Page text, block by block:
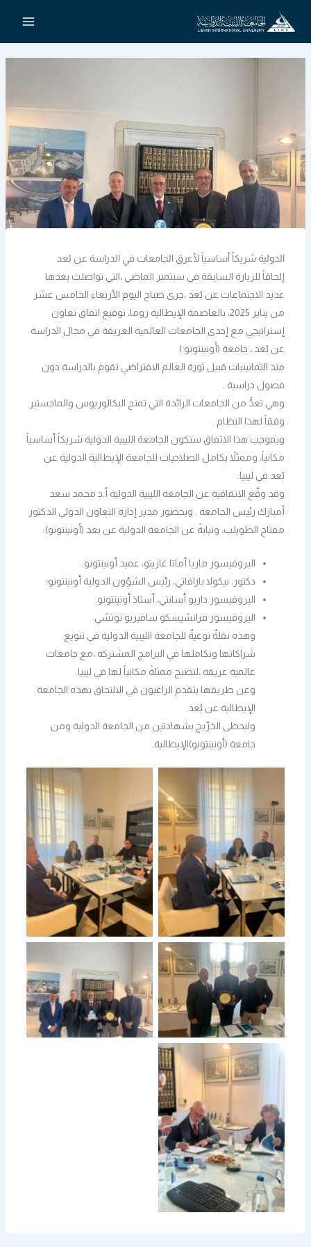
المحتوى
الدولية شريكاً أساسياً لأعرق الجامعات في الدراسة عن بُعد
إلحاقاً للزيارة السابقة في سبتمبر الماضي ،التي تواصلت بعدها
عديد الاجتماعات عن بُعد ،جرى صباح اليوم الأربعاء الخامس عشر
من يناير 2025، بالعاصمة الإيطالية روما، توقيع اتفاق تعاون
إستراتيجي مع إحدى الجامعات العالمية العريقة في مجال الدراسة
عن بُعد ، جامعة (أونينتونو )
منذ الثمانينيات قبيل ثورة العالم الافتراضي تقوم بالدراسة دون
فصول دراسية .
وهي تعدُّ من الجامعات الرائدة التي تمنح البكالوريوس والماجستير
وفقاً لهذا النظام .
وبموجب هذا الاتفاق ستكون الجامعة الليبية الدولية شريكاً أساسياً
مكانياً، وممثلاً بكامل الصلاحيات للجامعة الإيطالية الدولية عن
بُعد.في ليبيا.
وقد وقَّع الاتفاقية عن الجامعة الليبية الدولية أ.د محمد سعد
أمبارك رئيس الجامعة . وبحضور مدير إدارة التعاون الدولي الدكتور
مفتاح الطويلب. ونيابةً عن الجامعة الدولية عن بعد (أونينتونو):
البروفيسور ماريا أماتا غاريتو، عميد أونينتونو.
دكتور. نيكولا بارافاتي، رئيس الشؤون الدولية أونينتونو؛
البروفيسور داريو أسانتي، أستاذ أونينتونو.
البروفيسور فرانشيسكو سافيريو نوتشي.
وهذه نقلةٌ نوعيةٌ للجامعة الليبية الدولية في تنويع
شراكاتها وتكاملها في البرامج المشتركة ،مع جامعات
عالمية عريقة ،لتصبح ممثلةً مكانياً لها في ليبيا.
وعن طريقها يتقدم الراغبون في الالتحاق بهذه الجامعة
الإيطالية عن بُعد.
وليحظى الخرِّيج بشهادتين من الجامعة الدولية ومن
جامعة (أونينتونو)الإيطالية.